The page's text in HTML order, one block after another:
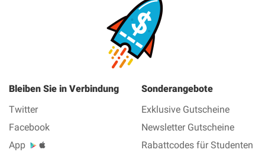
Bleiben Sie in Verbindung
Twitter
Facebook
App
Sonderangebote
Exklusive Gutscheine
Newsletter Gutscheine
Rabattcodes für Studenten